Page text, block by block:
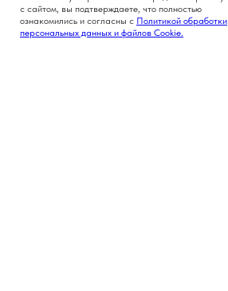
с сайтом, вы подтверждаете, что полностью
ознакомились и согласны с Политикой обработки
персональных данных и файлов Cookie.